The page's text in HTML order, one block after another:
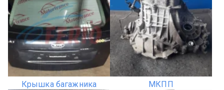
Крышка багажника МКПП